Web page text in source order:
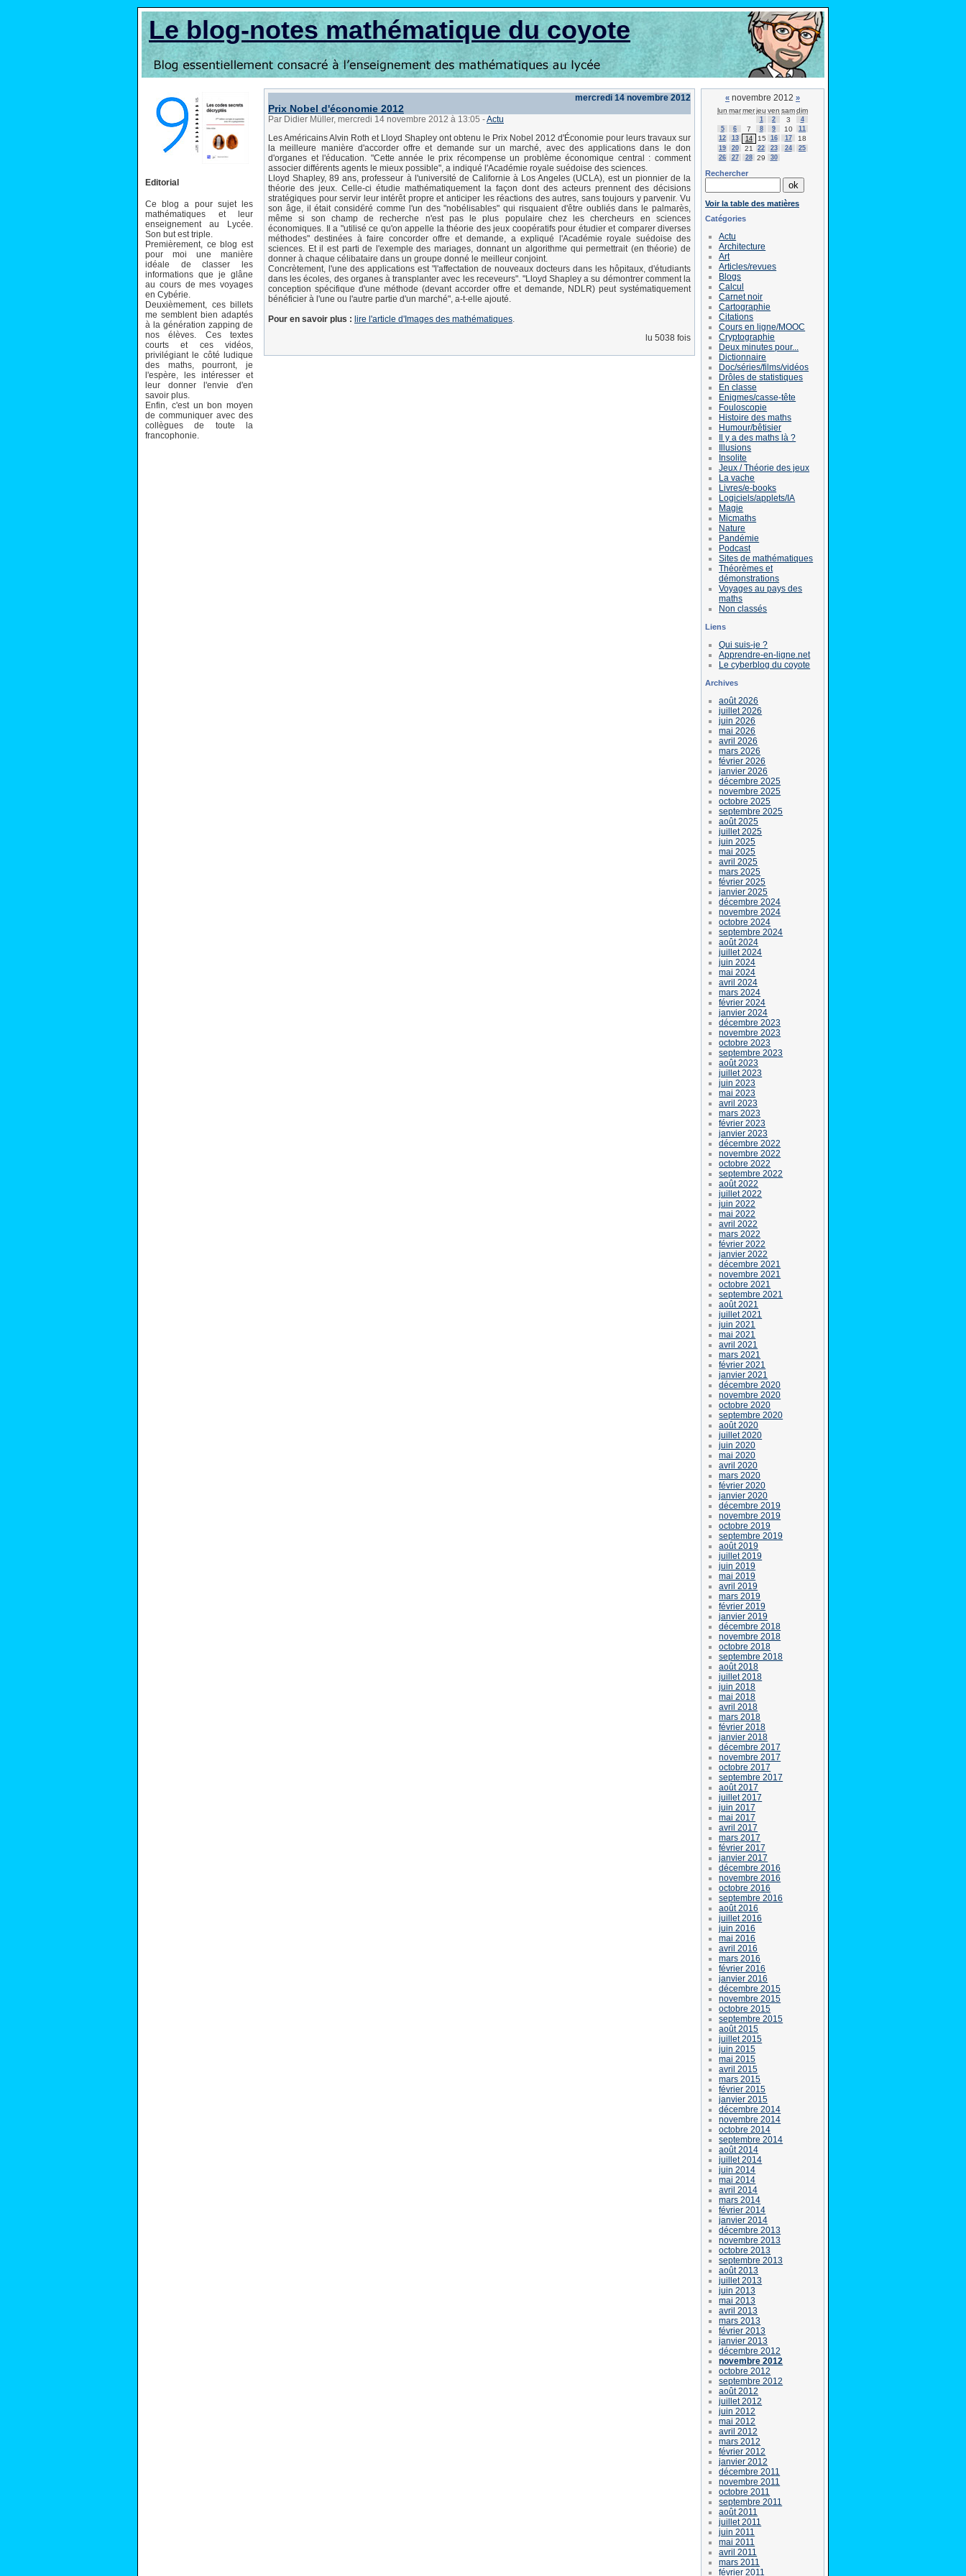
Le blog-notes mathématique du coyote
Editorial
Ce blog a pour sujet les
mathématiques et leur
enseignement au Lycée.
Son but est triple.
Premièrement, ce blog est
pour moi une manière
idéale de classer les
informations que je glâne
au cours de mes voyages
en Cybérie.
Deuxièmement, ces billets
me semblent bien adaptés
à la génération zapping de
nos élèves. Ces textes
courts et ces vidéos,
privilégiant le côté ludique
des maths, pourront, je
l'espère, les intéresser et
leur donner l'envie d'en
savoir plus.
Enfin, c'est un bon moyen
de communiquer avec des
collègues de toute la
francophonie.
mercredi 14 novembre 2012
Prix Nobel d'économie 2012
Par Didier Müller, mercredi 14 novembre 2012 à 13:05 -Actu
Les Américains Alvin Roth et Lloyd Shapley ont obtenu le Prix Nobel 2012 d'Économie pour leurs travaux sur
la meilleure manière d'accorder offre et demande sur un marché, avec des applications dans le don
d'organes et l'éducation. "Cette année le prix récompense un problème économique central : comment
associer différents agents le mieux possible", a indiqué l'Académie royale suédoise des sciences.
Lloyd Shapley, 89 ans, professeur à l'université de Californie à Los Angeles (UCLA), est un pionnier de la
théorie des jeux. Celle-ci étudie mathématiquement la façon dont des acteurs prennent des décisions
stratégiques pour servir leur intérêt propre et anticiper les réactions des autres, sans toujours y parvenir. Vu
son âge, il était considéré comme l'un des "nobélisables" qui risquaient d'être oubliés dans le palmarès,
même si son champ de recherche n'est pas le plus populaire chez les chercheurs en sciences
économiques. Il a "utilisé ce qu'on appelle la théorie des jeux coopératifs pour étudier et comparer diverses
méthodes" destinées à faire concorder offre et demande, a expliqué l'Académie royale suédoise des
sciences. Et il est parti de l'exemple des mariages, donnant un algorithme qui permettrait (en théorie) de
donner à chaque célibataire dans un groupe donné le meilleur conjoint.
Concrètement, l'une des applications est "l'affectation de nouveaux docteurs dans les hôpitaux, d'étudiants
dans les écoles, des organes à transplanter avec les receveurs". "Lloyd Shapley a su démontrer comment la
conception spécifique d'une méthode (devant accorder offre et demande, NDLR) peut systématiquement
bénéficier à l'une ou l'autre partie d'un marché", a-t-elle ajouté.
Pour en savoir plus : lire l'article d'Images des mathématiques.
lu 5038 fois
« novembre 2012 »
lun marmerjeu ven samdim
1 2 3
4
5
6 7 8 9 10
11
12
13 14 15 16 17 18
19 20 21 22 23 24
25
26
27 28 29 30
Rechercher
Voir la table des matières
Catégories
Actu
Architecture
Art
Articles/revues
Blogs
Calcul
Carnet noir
Cartographie
Citations
Cours en ligne/MOOC
Cryptographie
Deux minutes pour...
Dictionnaire
Doc/séries/films/vidéos
Drôles de statistiques
En classe
Enigmes/casse-tête
Fouloscopie
Histoire des maths
Humour/bêtisier
Il y a des maths là ?
Illusions
Insolite
Jeux / Théorie des jeux
La vache
Livres/e-books
Logiciels/applets/IA
Magie
Micmaths
Nature
Pandémie
Podcast
Sites de mathématiques
Théorèmes et
démonstrations
Voyages au pays des
maths
Non classés
Liens
Qui suis-je ?
Apprendre-en-ligne.net
Le cyberblog du coyote
Archives
août 2026
juillet 2026
juin 2026
mai 2026
avril 2026
mars 2026
février 2026
janvier 2026
décembre 2025
novembre 2025
octobre 2025
septembre 2025
août 2025
juillet 2025
juin 2025
mai 2025
avril 2025
mars 2025
février 2025
janvier 2025
décembre 2024
novembre 2024
octobre 2024
septembre 2024
août 2024
juillet 2024
juin 2024
mai 2024
avril 2024
mars 2024
février 2024
janvier 2024
décembre 2023
novembre 2023
octobre 2023
septembre 2023
août 2023
juillet 2023
juin 2023
mai 2023
avril 2023
mars 2023
février 2023
janvier 2023
décembre 2022
novembre 2022
octobre 2022
septembre 2022
août 2022
juillet 2022
juin 2022
mai 2022
avril 2022
mars 2022
février 2022
janvier 2022
décembre 2021
novembre 2021
octobre 2021
septembre 2021
août 2021
juillet 2021
juin 2021
mai 2021
avril 2021
mars 2021
février 2021
janvier 2021
décembre 2020
novembre 2020
octobre 2020
septembre 2020
août 2020
juillet 2020
juin 2020
mai 2020
avril 2020
mars 2020
février 2020
janvier 2020
décembre 2019
novembre 2019
octobre 2019
septembre 2019
août 2019
juillet 2019
juin 2019
mai 2019
avril 2019
mars 2019
février 2019
janvier 2019
décembre 2018
novembre 2018
octobre 2018
septembre 2018
août 2018
juillet 2018
juin 2018
mai 2018
avril 2018
mars 2018
février 2018
janvier 2018
décembre 2017
novembre 2017
octobre 2017
septembre 2017
août 2017
juillet 2017
juin 2017
mai 2017
avril 2017
mars 2017
février 2017
janvier 2017
décembre 2016
novembre 2016
octobre 2016
septembre 2016
août 2016
juillet 2016
juin 2016
mai 2016
avril 2016
mars 2016
février 2016
janvier 2016
décembre 2015
novembre 2015
octobre 2015
septembre 2015
août 2015
juillet 2015
juin 2015
mai 2015
avril 2015
mars 2015
février 2015
janvier 2015
décembre 2014
novembre 2014
octobre 2014
septembre 2014
août 2014
juillet 2014
juin 2014
mai 2014
avril 2014
mars 2014
février 2014
janvier 2014
décembre 2013
novembre 2013
octobre 2013
septembre 2013
août 2013
juillet 2013
juin 2013
mai 2013
avril 2013
mars 2013
février 2013
janvier 2013
décembre 2012
novembre 2012
octobre 2012
septembre 2012
août 2012
juillet 2012
juin 2012
mai 2012
avril 2012
mars 2012
février 2012
janvier 2012
décembre 2011
novembre 2011
octobre 2011
septembre 2011
août 2011
juillet 2011
juin 2011
mai 2011
avril 2011
mars 2011
février 2011